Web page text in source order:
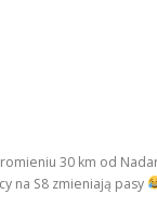
30 km od
na S8 zmieniają pasy